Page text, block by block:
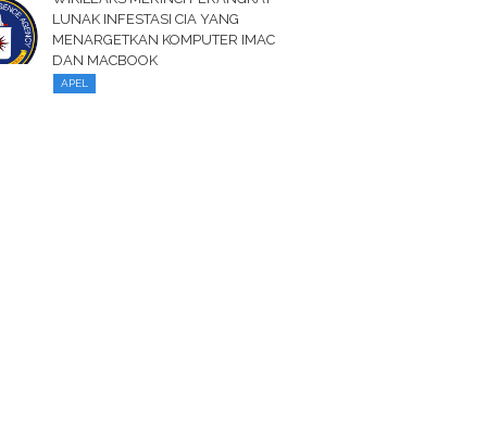
LUNAK INFESTASI CIA YANG
MENARGETKAN KOMPUTER IMAC
DAN MACBOOK
APEL